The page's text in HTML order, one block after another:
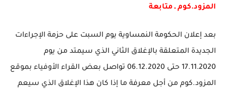
المزود.كوم ـ متابعة
بعد إعلان الحكومة النمساوية يوم السبت على حزمة الإجراءات
الجديدة المتعلقة بالإغلاق الثاني الذي سيمتد من يوم
17.11.2020 حتى 06.12.2020 تواصل بعض القراء الأوفياء بموقع
المزود.كوم من أجل معرفة ما إذا كان هذا الإغلاق الذي سيعم